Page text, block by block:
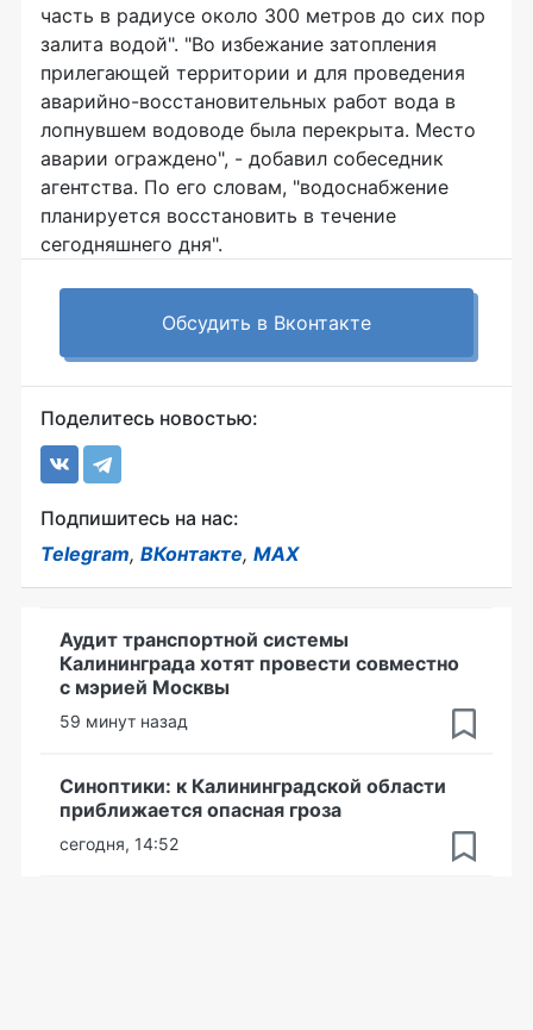
часть в радиусе около 300 метров до сих пор
залита водой". "Во избежание затопления
прилегающей территории и для проведения
аварийно-восстановительных работ вода в
лопнувшем водоводе была перекрыта. Место
аварии ограждено", - добавил собеседник
агентства. По его словам, "водоснабжение
планируется восстановить в течение
сегодняшнего дня".
Обсудить в Вконтакте
Поделитесь новостью:
Подпишитесь на нас:
Telegram, ВКонтакте, MAX
Аудит транспортной системы
Калининграда хотят провести совместно
с мэрией Москвы
59 минут назад
Синоптики: к Калининградской области
приближается опасная гроза
сегодня, 14:52